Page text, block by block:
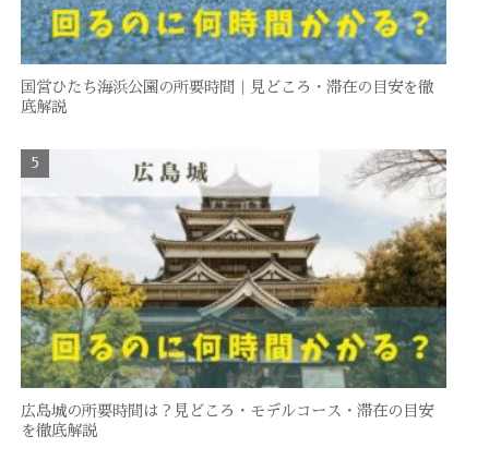
国営ひたち海浜公園の所要時間｜見どころ・滞在の目安を徹
底解説
広島城の所要時間は？見どころ・モデルコース・滞在の目安
を徹底解説